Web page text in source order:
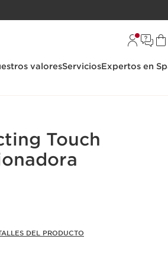
valoresServiciosExpertos en
Touch
DEL PRODUCTO